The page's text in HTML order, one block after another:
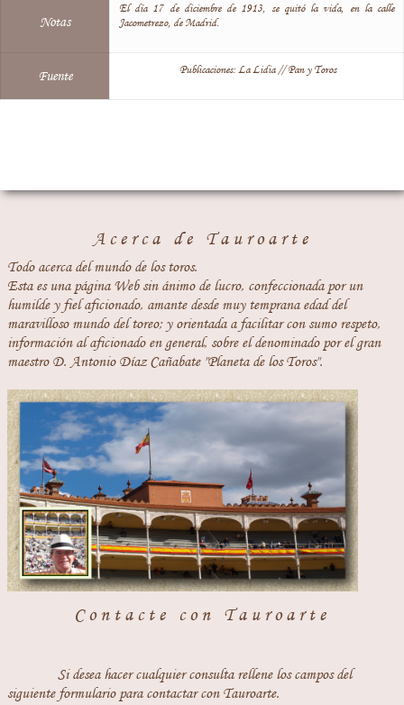
Notas
El día 17 de diciembre de 1913, se quitó la vida, en la calle
Jacometrezo, de Madrid.
Fuente Publicaciones: La Lidia // Pan y Toros
Acerca de Tauroarte
Todo acerca del mundo de los toros.
Esta es una página Web sin ánimo de lucro, confeccionada por un
humilde y fiel aficionado, amante desde muy temprana edad del
maravilloso mundo del toreo; y orientada a facilitar con sumo respeto,
información al aficionado en general, sobre el denominado por el gran
maestro D. Antonio Díaz Cañabate "Planeta de los Toros".
Contacte con Tauroarte
Si desea hacer cualquier consulta rellene los campos del
siguiente formulario para contactar con Tauroarte.